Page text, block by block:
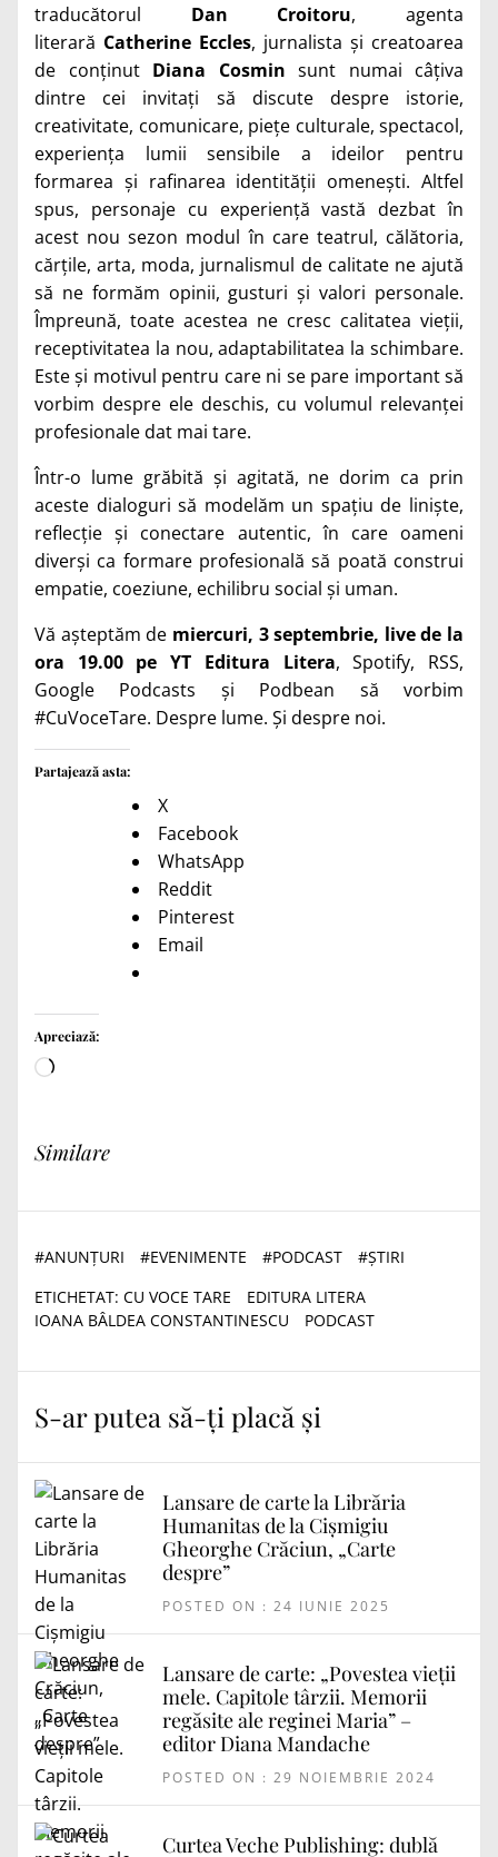
traducătorul Dan Croitoru, agenta
literară Catherine Eccles, jurnalista și creatoarea
de conținut Diana Cosmin sunt numai câțiva
dintre cei invitați să discute despre istorie,
creativitate, comunicare, piețe culturale, spectacol,
experiența lumii sensibile a ideilor pentru
formarea și rafinarea identității omenești. Altfel
spus, personaje cu experiență vastă dezbat în
acest nou sezon modul în care teatrul, călătoria,
cărțile, arta, moda, jurnalismul de calitate ne ajută
să ne formăm opinii, gusturi și valori personale.
Împreună, toate acestea ne cresc calitatea vieții,
receptivitatea la nou, adaptabilitatea la schimbare.
Este și motivul pentru care ni se pare important să
vorbim despre ele deschis, cu volumul relevanței
profesionale dat mai tare.
Într-o lume grăbită și agitată, ne dorim ca prin
aceste dialoguri să modelăm un spațiu de liniște,
reflecție și conectare autentic, în care oameni
diverși ca formare profesională să poată construi
empatie, coeziune, echilibru social și uman.
Vă așteptăm de miercuri, 3 septembrie, live de la
ora 19.00 pe YT Editura Litera, Spotify, RSS,
Google Podcasts și Podbean să vorbim
#CuVoceTare. Despre lume. Și despre noi.
Partajează asta:
X
Facebook
WhatsApp
Reddit
Pinterest
Email
Apreciază:
Încarc...
Similare
#ANUNȚURI #EVENIMENTE #PODCAST #ȘTIRI
ETICHETAT: CU VOCE TARE
EDITURA LITERA
IOANA BÂLDEA CONSTANTINESCU
PODCAST
S-ar putea să-ți placă și
Lansare de carte la Librăria
Humanitas de la Cișmigiu
Gheorghe Crăciun, „Carte
despre”
POSTED ON : 24 IUNIE 2025
Lansare de carte: „Povestea vieții
mele. Capitole târzii. Memorii
regăsite ale reginei Maria” –
editor Diana Mandache
POSTED ON : 29 NOIEMBRIE 2024
Curtea Veche Publishing: dublă